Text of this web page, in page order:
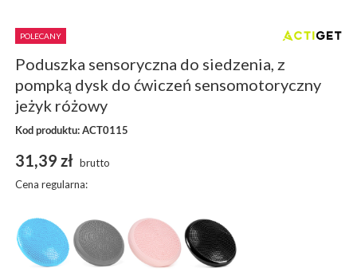
POLECANY
Poduszka sensoryczna do siedzenia, z
pompką dysk do ćwiczeń sensomotoryczny
jeżyk różowy
Kod produktu: ACT0115
31,39 zł brutto
Cena regularna: